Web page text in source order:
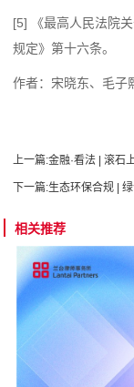
[5] 《最高人民法院
规定》第十六条。
作者：宋晓东、毛子
上一篇:金融·看法 | 滚
下一篇:生态环保合规 |
相关推荐